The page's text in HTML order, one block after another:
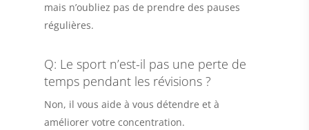
mais n’oubliez pas de prendre des pauses
régulières.
Q: Le sport n’est-il pas une perte de
temps pendant les révisions ?
Non, il vous aide à vous détendre et à
améliorer votre concentration.